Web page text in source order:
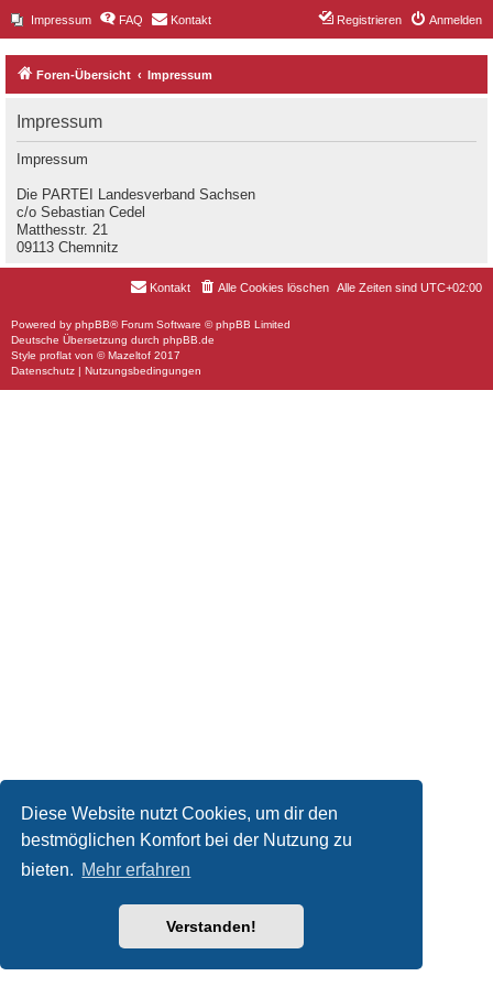
Diese Website nutzt Cookies, um dir den
bestmöglichen Komfort bei der Nutzung zu
bieten. Mehr erfahren
Verstanden!
Impressum FAQ Kontakt Anmelden
Registrieren
Foren-Übersicht Impressum
Impressum
Impressum
Die PARTEI Landesverband Sachsen
c/o Sebastian Cedel
Matthesstr. 21
09113 Chemnitz
Alle Zeiten sind UTC+02:00
Alle Cookies löschen
Kontakt
Powered by phpBB® Forum Software © phpBB Limited
Deutsche Übersetzung durch phpBB.de
Style proflat von ©Mazeltof 2017
Datenschutz | Nutzungsbedingungen